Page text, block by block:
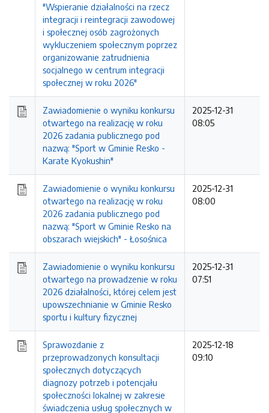
"Wspieranie działalności na rzecz
integracji i reintegracji zawodowej
i społecznej osób zagrożonych
wykluczeniem społecznym poprzez
organizowanie zatrudnienia
socjalnego w centrum integracji
społecznej w roku 2026"
Zawiadomienie o wyniku konkursu
otwartego na realizację w roku
2026 zadania publicznego pod
nazwą: "Sport w Gminie Resko -
Karate Kyokushin"
2025-12-31
08:05
Zawiadomienie o wyniku konkursu
otwartego na realizację w roku
2026 zadania publicznego pod
nazwą: "Sport w Gminie Resko na
obszarach wiejskich" - Łosośnica
2025-12-31
08:00
Zawiadomienie o wyniku konkursu
otwartego na prowadzenie w roku
2026 działalności, której celem jest
upowszechnianie w Gminie Resko
sportu i kultury fizycznej
2025-12-31
07:51
Sprawozdanie z
przeprowadzonych konsultacji
społecznych dotyczących
diagnozy potrzeb i potencjału
społeczności lokalnej w zakresie
świadczenia usług społecznych w
2025-12-18
09:10